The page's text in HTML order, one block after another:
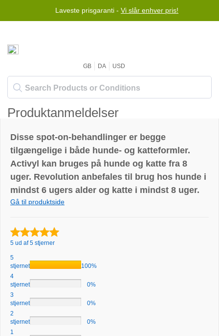
Laveste prisgaranti - Vi slår enhver pris!
GB DA USD
Produktanmeldelser
Disse spot-on-behandlinger er begge
tilgængelige i både hunde- og katteformler.
Activyl kan bruges på hunde og katte fra 8
uger. Revolution anbefales til brug hos hunde i
mindst 6 ugers alder og katte i mindst 8 uger.
Gå til produktside
5 ud af 5 stjerner
5
stjernet
100%
4
stjernet
0%
3
stjernet
0%
2
stjernet
0%
1